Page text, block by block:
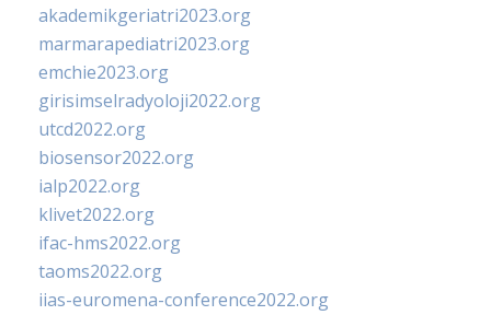
akademikgeriatri2023.org
marmarapediatri2023.org
emchie2023.org
girisimselradyoloji2022.org
utcd2022.org
biosensor2022.org
ialp2022.org
klivet2022.org
ifac-hms2022.org
taoms2022.org
iias-euromena-conference2022.org